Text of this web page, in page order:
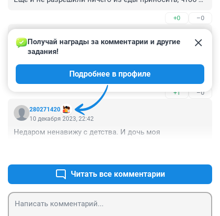
+0 –0
10 декабря 2023, 23:01
Выросла в детстве на манной каше, да и
разнообразия тогда не было. До сих пор ее люблю с
ложечкой смородинового варенья, чтобы размешать
и получился цвет противный, зато вкусно. Комочкам
- нет!
+1 –0
280271420
Получай награды за комментарии и другие
задания!
Подробнее в профиле
10 декабря 2023, 22:42
Недаром ненавижу с детства. И дочь моя
Читать все комментарии